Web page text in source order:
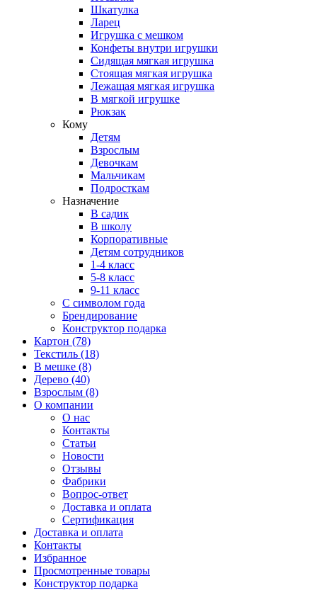
Шкатулка
Ларец
Игрушка с мешком
Конфеты внутри игрушки
Сидящая мягкая игрушка
Стоящая мягкая игрушка
Лежащая мягкая игрушка
В мягкой игрушке
Рюкзак
Кому
Детям
Взрослым
Девочкам
Мальчикам
Подросткам
Назначение
В садик
В школу
Корпоративные
Детям сотрудников
1-4 класс
5-8 класс
9-11 класс
С символом года
Брендирование
Конструктор подарка
Картон (78)
Текстиль (18)
В мешке (8)
Дерево (40)
Взрослым (8)
О компании
О нас
Контакты
Статьи
Новости
Отзывы
Фабрики
Вопрос-ответ
Доставка и оплата
Сертификация
Доставка и оплата
Контакты
Избранное
Просмотренные товары
Конструктор подарка